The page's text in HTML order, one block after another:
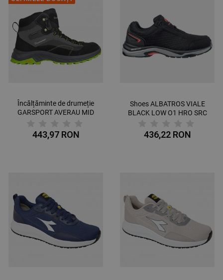
Încălțăminte de drumeție
GARSPORT AVERAU MID
443,97 RON
Shoes ALBATROS VIALE
BLACK LOW O1 HRO SRC
436,22 RON